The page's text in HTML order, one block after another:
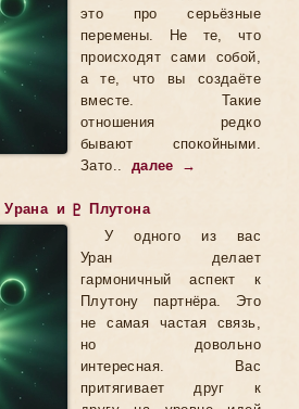
это про серьёзные
перемены. Не те, что
происходят сами собой,
а те, что вы создаёте
вместе. Такие
отношения редко
бывают спокойными.
Зато.. далее →
и ♇ Плутона
У одного из вас
Уран делает
гармоничный аспект к
Плутону партнёра. Это
не самая частая связь,
но довольно
интересная. Вас
притягивает друг к